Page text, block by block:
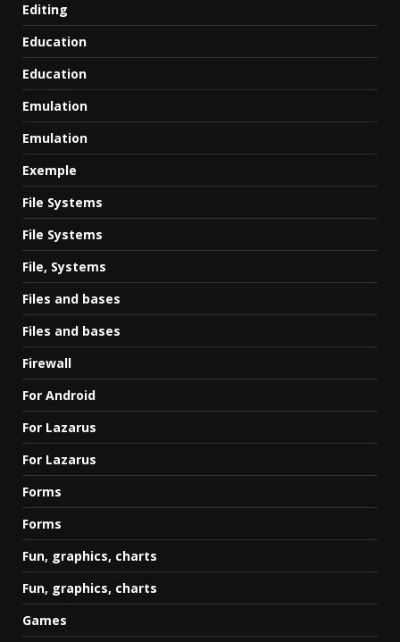
Editing
Education
Education
Emulation
Emulation
Exemple
File Systems
File Systems
File, Systems
Files and bases
Files and bases
Firewall
For Android
For Lazarus
For Lazarus
Forms
Forms
Fun, graphics, charts
Fun, graphics, charts
Games